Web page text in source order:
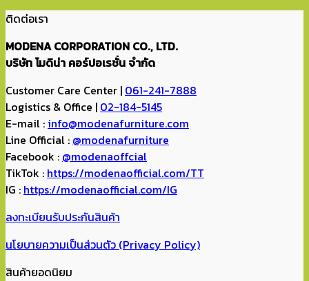
ติดต่อเรา
MODENA CORPORATION CO., LTD.
บริษัท โมดิน่า คอร์ปอเรชั่น จำกัด
Customer Care Center | 061-241-7888
Logistics & Office | 02-184-5145
E-mail : info@modenafurniture.com
Line Official : @modenafurniture
Facebook : @modenaoffcial
TikTok : https://modenaofficial.com/TT
IG : https://modenaofficial.com/IG
ลงทะเบียนรับประกันสินค้า
นโยบายความเป็นส่วนตัว (Privacy Policy)
สินค้ายอดนิยม